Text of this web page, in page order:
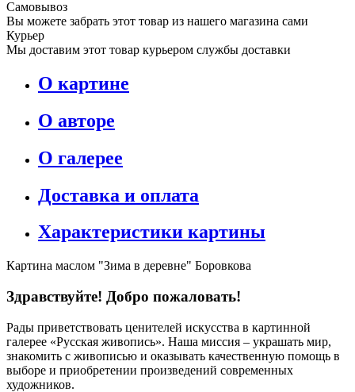
Самовывоз
Вы можете забрать этот товар из нашего магазина сами
Курьер
Мы доставим этот товар курьером службы доставки
О картине
О авторе
О галерее
Доставка и оплата
Характеристики картины
Картина маслом "Зима в деревне" Боровкова
Здравствуйте! Добро пожаловать!
Рады приветствовать ценителей искусства в картинной
галерее «Русская живопись». Наша миссия – украшать мир,
знакомить с живописью и оказывать качественную помощь в
выборе и приобретении произведений современных
художников.